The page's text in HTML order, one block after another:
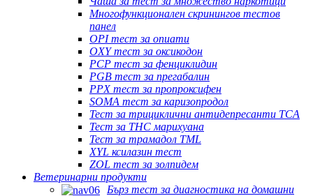
Многофункционален скринингов тестов
панел
OPI тест за опиати
OXY тест за оксикодон
PCP тест за фенциклидин
PGB тест за прегабалин
PPX тест за пропроксифен
SOMA тест за каризопродол
Тест за трициклични антидепресанти TCA
Тест за THC марихуана
Тест за трамадол TML
XYL ксилазин тест
ZOL тест за золпидем
Ветеринарни продукти
Бърз тест за диагностика на домашни